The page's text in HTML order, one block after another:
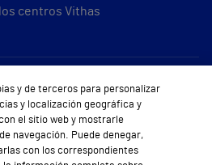
centros Vithas
Vithas
somos
en Vithas
y de terceros para personalizar
y localización geográfica y
el sitio web y mostrarle
navegación. Puede denegar,
con los correspondientes